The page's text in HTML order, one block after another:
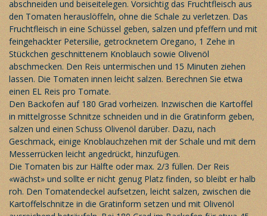
abschneiden und beiseitelegen. Vorsichtig das Fruchtfleisch aus
den Tomaten herauslöffeln, ohne die Schale zu verletzen. Das
Fruchtfleisch in eine Schüssel geben, salzen und pfeffern und mit
feingehackter Petersilie, getrocknetem Oregano, 1 Zehe in
Stückchen geschnittenem Knoblauch sowie Olivenöl
abschmecken. Den Reis untermischen und 15 Minuten ziehen
lassen. Die Tomaten innen leicht salzen. Berechnen Sie etwa
einen EL Reis pro Tomate.
Den Backofen auf 180 Grad vorheizen. Inzwischen die Kartoffel
in mittelgrosse Schnitze schneiden und in die Gratinform geben,
salzen und einen Schuss Olivenöl darüber. Dazu, nach
Geschmack, einige Knoblauchzehen mit der Schale und mit dem
Messerrücken leicht angedrückt, hinzufügen.
Die Tomaten bis zur Hälfte oder max. 2/3 füllen. Der Reis
«wächst» und sollte er nicht genug Platz finden, so bleibt er halb
roh. Den Tomatendeckel aufsetzen, leicht salzen, zwischen die
Kartoffelschnitze in die Gratinform setzen und mit Olivenöl